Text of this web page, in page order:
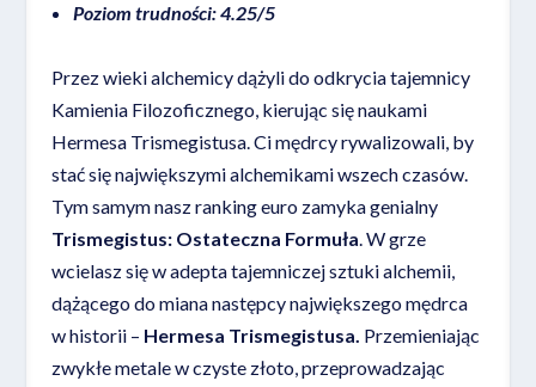
Poziom trudności: 4.25/5
Przez wieki alchemicy dążyli do odkrycia tajemnicy
Kamienia Filozoficznego, kierując się naukami
Hermesa Trismegistusa. Ci mędrcy rywalizowali, by
stać się największymi alchemikami wszech czasów.
Tym samym nasz ranking euro zamyka genialny
Trismegistus: Ostateczna Formuła. W grze
wcielasz się w adepta tajemniczej sztuki alchemii,
dążącego do miana następcy największego mędrca
w historii – Hermesa Trismegistusa. Przemieniając
zwykłe metale w czyste złoto, przeprowadzając